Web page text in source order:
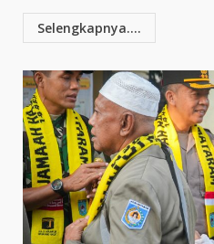
Selengkapnya....